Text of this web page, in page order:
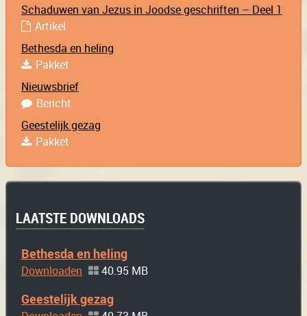
Schaduwen van Jezus in Joodse geschriften – Deel 1
Artikel
Bethesda en heling
Pakket
Nieuwsbrief
Bericht
Geestelijk gezag
Pakket
LAATSTE DOWNLOADS
Bethesda en heling
Downloaden 40.95 MB
Geestelijk gezag